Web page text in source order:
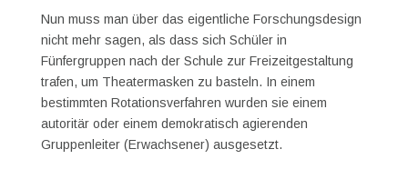
Nun muss man über das eigentliche Forschungsdesign
nicht mehr sagen, als dass sich Schüler in
Fünfergruppen nach der Schule zur Freizeitgestaltung
trafen, um Theatermasken zu basteln. In einem
bestimmten Rotationsverfahren wurden sie einem
autoritär oder einem demokratisch agierenden
Gruppenleiter (Erwachsener) ausgesetzt.